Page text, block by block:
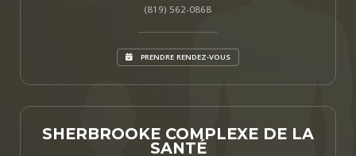
(819) 562-0868
PRENDRE RENDEZ-VOUS
SHERBROOKE COMPLEXE DE LA
SANTÉ